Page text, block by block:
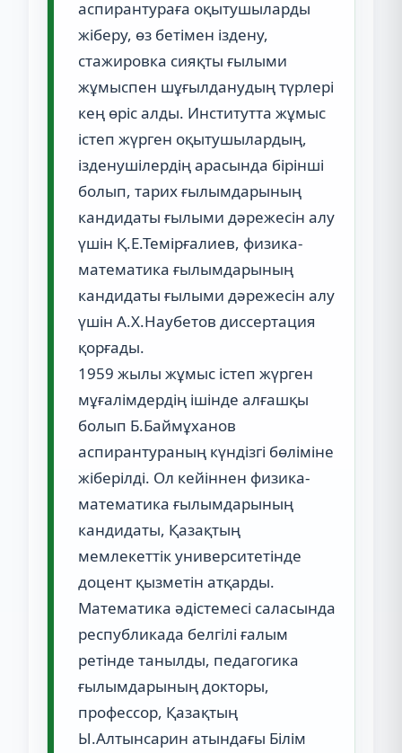
аспирантураға оқытушыларды
жіберу, өз бетімен іздену,
стажировка сияқты ғылыми
жұмыспен шұғылданудың түрлері
кең өріс алды. Институтта жұмыс
істеп жүрген оқытушылардың,
ізденушілердің арасында бірінші
болып, тарих ғылымдарының
кандидаты ғылыми дәрежесін алу
үшін Қ.Е.Темірғалиев, физика-
математика ғылымдарының
кандидаты ғылыми дәрежесін алу
үшін А.Х.Наубетов диссертация
қорғады.
1959 жылы жұмыс істеп жүрген
мұғалімдердің ішінде алғашқы
болып Б.Баймұханов
аспирантураның күндізгі бөліміне
жіберілді. Ол кейіннен физика-
математика ғылымдарының
кандидаты, Қазақтың
мемлекеттік университетінде
доцент қызметін атқарды.
Математика әдістемесі саласында
республикада белгілі ғалым
ретінде танылды, педагогика
ғылымдарының докторы,
профессор, Қазақтың
Ы.Алтынсарин атындағы Білім